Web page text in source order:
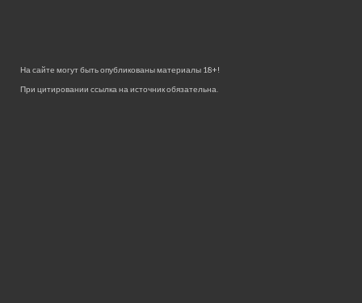
На сайте могут быть опубликованы материалы 18+!
При цитировании ссылка на источник обязательна.